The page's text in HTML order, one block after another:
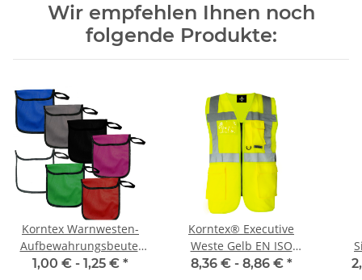
Wir empfehlen Ihnen noch
folgende Produkte:
Korntex Warnwesten-
Aufbewahrungsbeutel
farbig
1,00 € - 1,25 € *
Korntex® Executive
Weste Gelb EN ISO
20471:2013 in 10 Größen
8,36 € - 8,86 € *